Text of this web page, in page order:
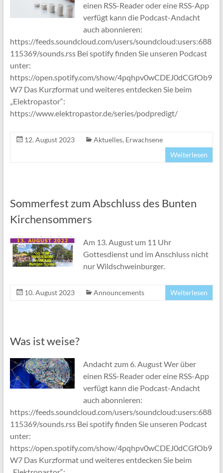
einen RSS-Reader oder eine RSS-App
verfügt kann die Podcast-Andacht
auch abonnieren:
https://feeds.soundcloud.com/users/soundcloud:users:688
115369/sounds.rss Bei spotify finden Sie unseren Podcast
unter:
https://open.spotify.com/show/4pqhpv0wCDEJ0dCGfOb9
W7 Das Kurzformat und weiteres entdecken Sie beim
„Elektropastor“:
https://www.elektropastor.de/series/podpredigt/
12. August 2023 Aktuelles, Erwachsene
Weiterlesen
Sommerfest zum Abschluss des Bunten
Kirchensommers
Am 13. August um 11 Uhr
Gottesdienst und im Anschluss nicht
nur Wildschweinburger.
10. August 2023 Announcements Weiterlesen
Was ist weise?
Andacht zum 6. August Wer über
einen RSS-Reader oder eine RSS-App
verfügt kann die Podcast-Andacht
auch abonnieren:
https://feeds.soundcloud.com/users/soundcloud:users:688
115369/sounds.rss Bei spotify finden Sie unseren Podcast
unter:
https://open.spotify.com/show/4pqhpv0wCDEJ0dCGfOb9
W7 Das Kurzformat und weiteres entdecken Sie beim